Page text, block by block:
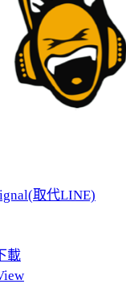
取代LINE)
載